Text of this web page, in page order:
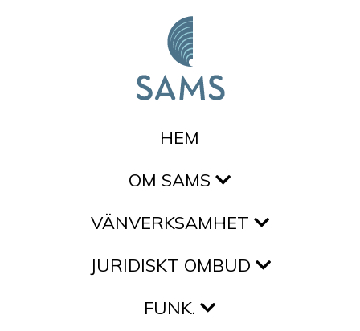
HEM
OM SAMS
VÄNVERKSAMHET
JURIDISKT OMBUD
FUNK.